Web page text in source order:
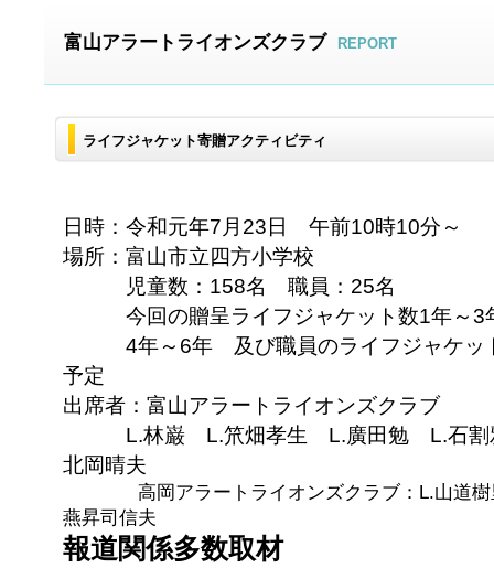
富山アラートライオンズクラブ REPORT
ライフジャケット寄贈アクティビティ
日時：令和元年7月23日 午前10時10分～
場所：富山市立四方小学校
児童数：158名 職員：25名
今回の贈呈ライフジャケット数1年～3
4年～6年 及び職員のライフジャケッ
予定
出席者：富山アラートライオンズクラブ
L.林巌 L.笊畑孝生 L.廣田勉 L.石割
北岡晴夫
高岡アラートライオンズクラブ：L.山道
燕昇司信夫
報道関係多数取材